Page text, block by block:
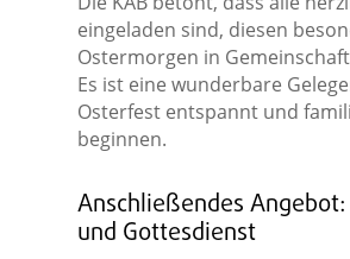
eingeladen sind, diesen
Ostermorgen in
Es ist eine wunderbare
Osterfest entspannt und
beginnen.
Anschließendes Angebot:
und Gottesdienst